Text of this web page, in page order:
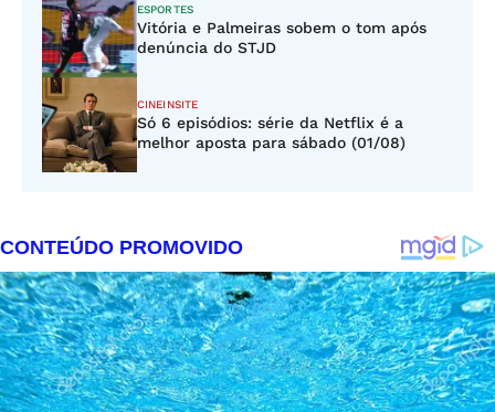
ESPORTES
Vitória e Palmeiras sobem o tom após
denúncia do STJD
CINEINSITE
Só 6 episódios: série da Netflix é a
melhor aposta para sábado (01/08)